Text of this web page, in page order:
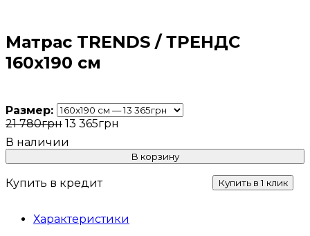
Матрас TRENDS / ТРЕНДС
160x190 см
Размер:
21 780грн 13 365грн
В корзину
Купить в кредит Купить в 1 клик
Характеристики